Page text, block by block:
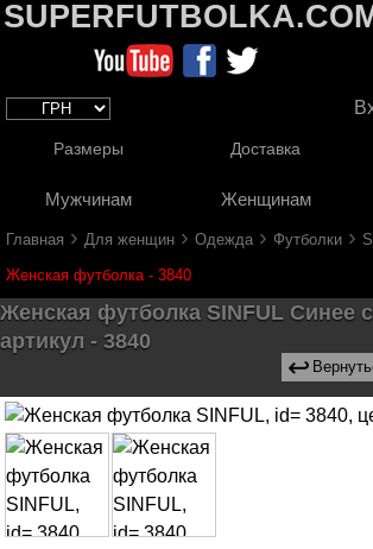
Размеры Доставка
Мужчинам Женщинам
Главная › Для женщин › Одежда › Футболки ›
Женская футболка - 3840
Женская футболка SINFUL Синее
артикул - 3840
↩